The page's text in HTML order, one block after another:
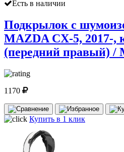
Есть в наличии
Подкрылок с
MAZDA CX-5, 2017-,
(передний правый) /
1170
Купить в 1 клик